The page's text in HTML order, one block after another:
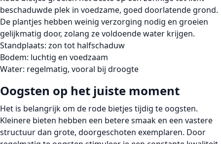
beschaduwde plek in voedzame, goed doorlatende grond.
De plantjes hebben weinig verzorging nodig en groeien
gelijkmatig door, zolang ze voldoende water krijgen.
Standplaats: zon tot halfschaduw
Bodem: luchtig en voedzaam
Water: regelmatig, vooral bij droogte
Oogsten op het juiste moment
Het is belangrijk om de rode bietjes tijdig te oogsten
Kleinere bieten hebben een betere smaak en een vastere
structuur dan grote, doorgeschoten exemplaren. Door
regelmatig te oogsten stimuleer je een constante kwaliteit